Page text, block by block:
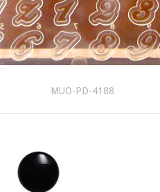
MUO-PD-4188